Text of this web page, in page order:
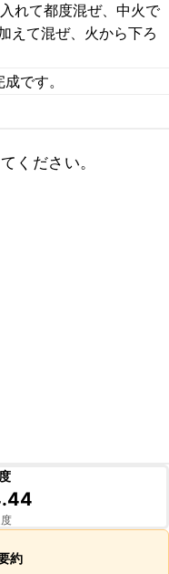
れて都度混ぜ、中火で
えて混ぜ、火から下ろ
です。
ください。
約